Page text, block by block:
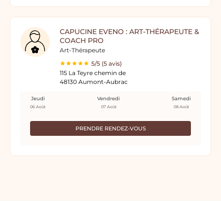
CAPUCINE EVENO : ART-THÉRAPEUTE &
COACH PRO
Art-Thérapeute
5/5 (5 avis)
115 La Teyre chemin de
48130 Aumont-Aubrac
PRENDRE RENDEZ-VOUS
Jeudi
06 Août
Vendredi
07 Août
Samedi
08 Août